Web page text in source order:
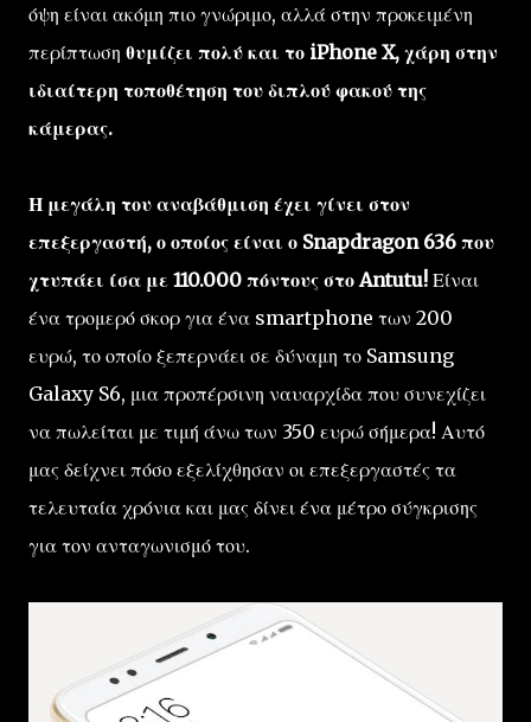
όψη είναι ακόμη πιο γνώριμο, αλλά στην προκειμένη
περίπτωση θυμίζει πολύ και το iPhone X, χάρη στην
ιδιαίτερη τοποθέτηση του διπλού φακού της
κάμερας.
Η μεγάλη του αναβάθμιση έχει γίνει στον
επεξεργαστή, ο οποίος είναι ο Snapdragon 636 που
χτυπάει ίσα με 110.000 πόντους στο Antutu! Είναι
ένα τρομερό σκορ για ένα smartphone των 200
ευρώ, το οποίο ξεπερνάει σε δύναμη το Samsung
Galaxy S6, μια προπέρσινη ναυαρχίδα που συνεχίζει
να πωλείται με τιμή άνω των 350 ευρώ σήμερα! Αυτό
μας δείχνει πόσο εξελίχθησαν οι επεξεργαστές τα
τελευταία χρόνια και μας δίνει ένα μέτρο σύγκρισης
για τον ανταγωνισμό του.